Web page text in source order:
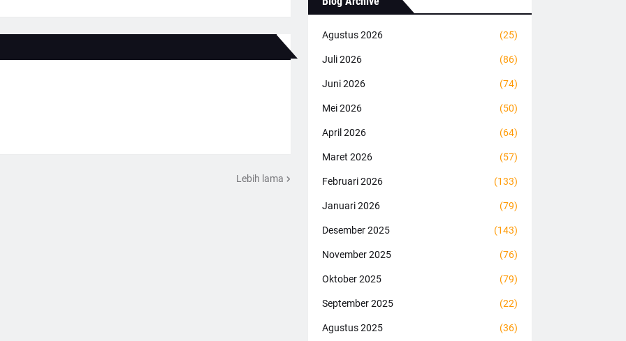
Lebih lama
Agustus 2026 (25)
Juli 2026 (86)
Juni 2026 (74)
Mei 2026 (50)
April 2026 (64)
Maret 2026 (57)
Februari 2026 (133)
Januari 2026 (79)
Desember 2025 (143)
November 2025 (76)
Oktober 2025 (79)
September 2025 (22)
Agustus 2025 (36)